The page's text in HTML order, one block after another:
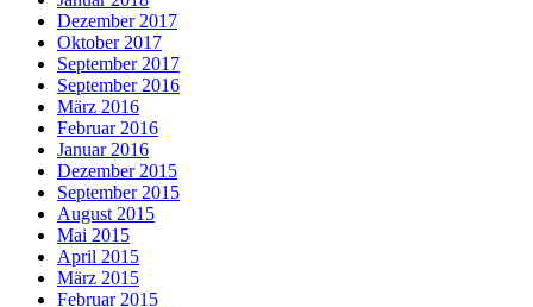
Dezember 2017
Oktober 2017
September 2017
September 2016
März 2016
Februar 2016
Januar 2016
Dezember 2015
September 2015
August 2015
Mai 2015
April 2015
März 2015
Februar 2015